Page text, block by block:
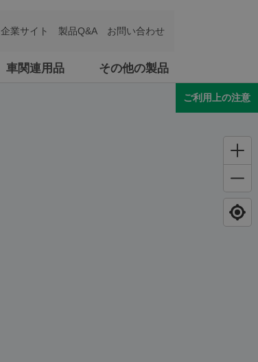
車関連用品 その他の製品
企業サイト 製品Q&A お問い合わせ
ご利用上の注意